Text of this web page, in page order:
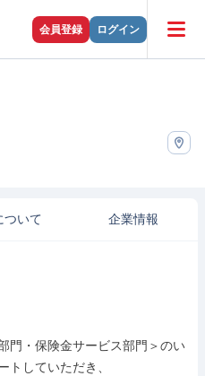
会員登録 ログイン
ついて 企業情報
門・保険金サービス部門＞のい
トしていただき、